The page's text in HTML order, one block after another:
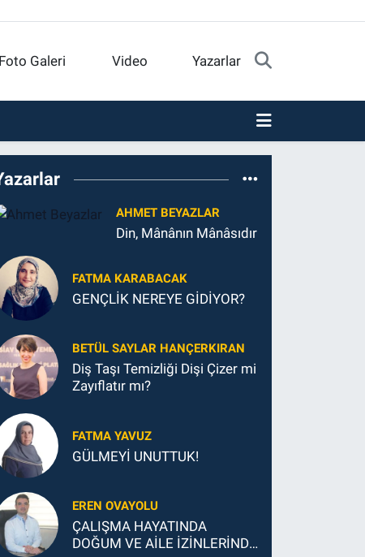
Foto Galeri Video Yazarlar
AHMET BEYAZLAR
Din, Mânânın Mânâsıdır
FATMA KARABACAK
GENÇLİK NEREYE GİDİYOR?
BETÜL SAYLAR HANÇERKIRAN
Diş Taşı Temizliği Dişi Çizer mi
Zayıflatır mı?
FATMA YAVUZ
GÜLMEYİ UNUTTUK!
EREN OVAYOLU
ÇALIŞMA HAYATINDA
DOĞUM VE AİLE İZİNLERİNDE